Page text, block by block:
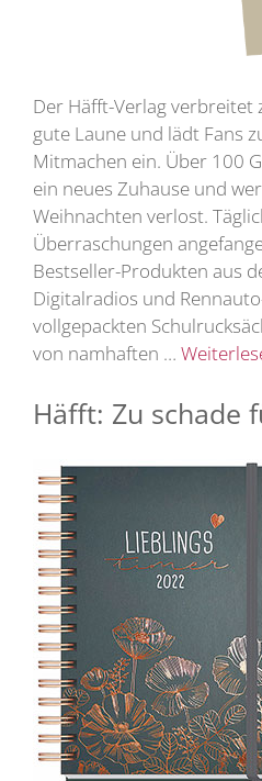
Der Häfft-Verlag verbreitet
gute Laune und lädt Fans
Mitmachen ein. Über 100
ein neues Zuhause und
Weihnachten verlost.
Überraschungen
Bestseller-Produkten aus
Digitalradios und
vollgepackten
von namhaften …
Häfft: Zu schade